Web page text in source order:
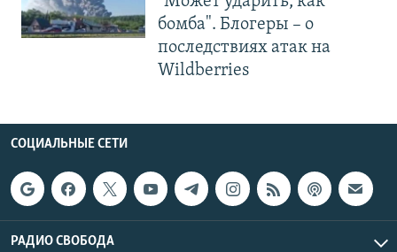
бомба". Блогеры – о
последствиях атак на
Wildberries
СОЦИАЛЬНЫЕ СЕТИ
РАДИО СВОБОДА